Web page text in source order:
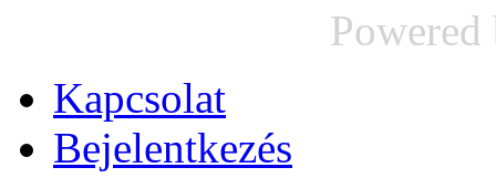
Kapcsolat
Bejelentkezés